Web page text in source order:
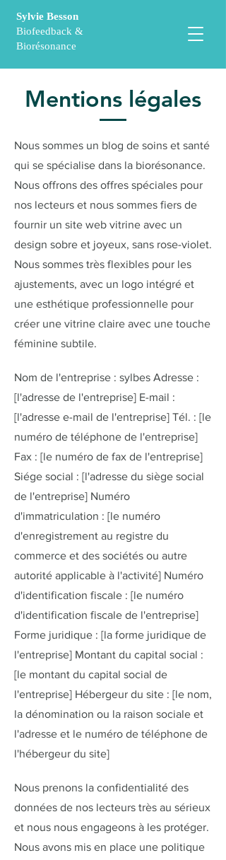
Sylvie Besson
Biofeedback &
Biorésonance
Mentions légales
Nous sommes un blog de soins et santé
qui se spécialise dans la biorésonance.
Nous offrons des offres spéciales pour
nos lecteurs et nous sommes fiers de
fournir un site web vitrine avec un
design sobre et joyeux, sans rose-violet.
Nous sommes très flexibles pour les
ajustements, avec un logo intégré et
une esthétique professionnelle pour
créer une vitrine claire avec une touche
féminine subtile.
Nom de l'entreprise : sylbes Adresse :
[l'adresse de l'entreprise] E-mail :
[l'adresse e-mail de l'entreprise] Tél. : [le
numéro de téléphone de l'entreprise]
Fax : [le numéro de fax de l'entreprise]
Siége social : [l'adresse du siège social
de l'entreprise] Numéro
d'immatriculation : [le numéro
d'enregistrement au registre du
commerce et des sociétés ou autre
autorité applicable à l'activité] Numéro
d'identification fiscale : [le numéro
d'identification fiscale de l'entreprise]
Forme juridique : [la forme juridique de
l'entreprise] Montant du capital social :
[le montant du capital social de
l'entreprise] Hébergeur du site : [le nom,
la dénomination ou la raison sociale et
l'adresse et le numéro de téléphone de
l'hébergeur du site]
Nous prenons la confidentialité des
données de nos lecteurs très au sérieux
et nous nous engageons à les protéger.
Nous avons mis en place une politique